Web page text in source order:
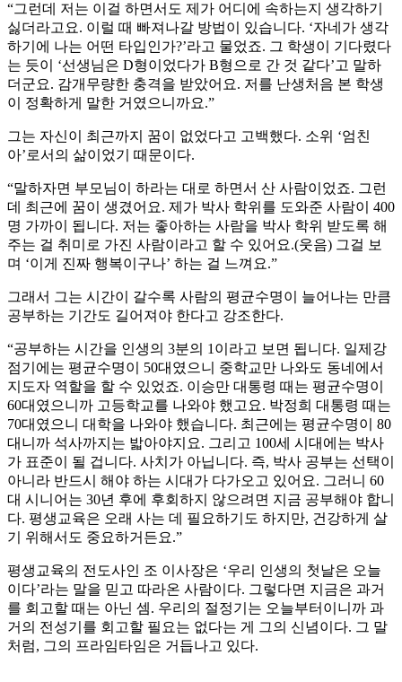
“그런데 저는 이걸 하면서도 제가 어디에 속하는지 생각하기
싫더라고요. 이럴 때 빠져나갈 방법이 있습니다. ‘자네가 생각
하기에 나는 어떤 타입인가?’라고 물었죠. 그 학생이 기다렸다
는 듯이 ‘선생님은 D형이었다가 B형으로 간 것 같다’고 말하
더군요. 감개무량한 충격을 받았어요. 저를 난생처음 본 학생
이 정확하게 말한 거였으니까요.”
그는 자신이 최근까지 꿈이 없었다고 고백했다. 소위 ‘엄친
아’로서의 삶이었기 때문이다.
“말하자면 부모님이 하라는 대로 하면서 산 사람이었죠. 그런
데 최근에 꿈이 생겼어요. 제가 박사 학위를 도와준 사람이 400
명 가까이 됩니다. 저는 좋아하는 사람을 박사 학위 받도록 해
주는 걸 취미로 가진 사람이라고 할 수 있어요.(웃음) 그걸 보
며 ‘이게 진짜 행복이구나’ 하는 걸 느껴요.”
그래서 그는 시간이 갈수록 사람의 평균수명이 늘어나는 만큼
공부하는 기간도 길어져야 한다고 강조한다.
“공부하는 시간을 인생의 3분의 1이라고 보면 됩니다. 일제강
점기에는 평균수명이 50대였으니 중학교만 나와도 동네에서
지도자 역할을 할 수 있었죠. 이승만 대통령 때는 평균수명이
60대였으니까 고등학교를 나와야 했고요. 박정희 대통령 때는
70대였으니 대학을 나와야 했습니다. 최근에는 평균수명이 80
대니까 석사까지는 밟아야지요. 그리고 100세 시대에는 박사
가 표준이 될 겁니다. 사치가 아닙니다. 즉, 박사 공부는 선택이
아니라 반드시 해야 하는 시대가 다가오고 있어요. 그러니 60
대 시니어는 30년 후에 후회하지 않으려면 지금 공부해야 합니
다. 평생교육은 오래 사는 데 필요하기도 하지만, 건강하게 살
기 위해서도 중요하거든요.”
평생교육의 전도사인 조 이사장은 ‘우리 인생의 첫날은 오늘
이다’라는 말을 믿고 따라온 사람이다. 그렇다면 지금은 과거
를 회고할 때는 아닌 셈. 우리의 절정기는 오늘부터이니까 과
거의 전성기를 회고할 필요는 없다는 게 그의 신념이다. 그 말
처럼, 그의 프라임타임은 거듭나고 있다.